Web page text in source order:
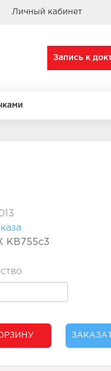
Личный кабинет
Запись к
KB755c3